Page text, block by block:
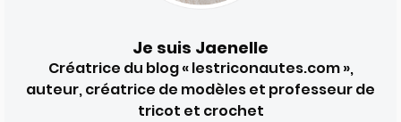
Je suis Jaenelle
Créatrice du blog « lestriconautes.com »,
auteur, créatrice de modèles et professeur de
tricot et crochet